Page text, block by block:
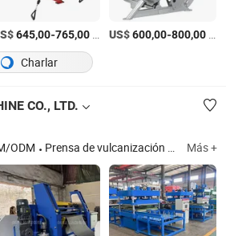
645,00-765,00/Pieza US$600,00-800,00
Charlar
CO., LTD.
ODM Prensa de vulcanización de caucho, molino de mezcla de caucho, máquina de reciclaje de neumáticos, amasadora de caucho, máquina de calandrado de caucho, máquina extrusora de caucho, máquina de trituración de caucho, máquina de enfriamiento de caucho, molino refinador de caucho, máquina para hacer baldosas de caucho Más +